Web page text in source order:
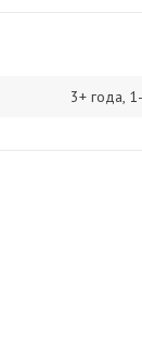
3+ года,